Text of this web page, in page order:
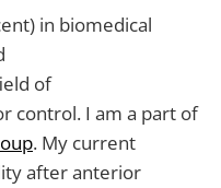
in biomedical
of
control. I am a part of
. My current
after anterior